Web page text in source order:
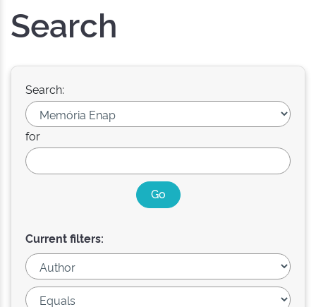
Search
Search:
for
Current filters: